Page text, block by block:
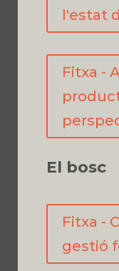
l'estat
Fitxa -
El bosc
Fitxa -
gestió